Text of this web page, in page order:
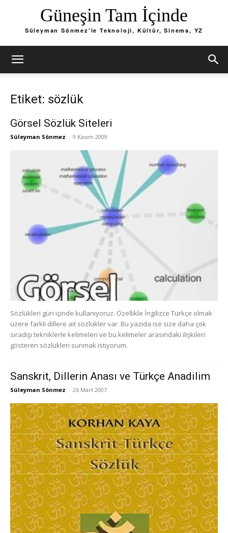
Güneşin Tam İçinde
Süleyman Sönmez'le Teknoloji, Kültür, Sinema, YZ
Etiket: sözlük
Görsel Sözlük Siteleri
Süleyman Sönmez - 9 Kasım 2009
Sözlükleri gün içinde kullanıyoruz. Özellikle İngilizce Türkçe olmak
üzere farklı dillere ait sözlükler var. Bu yazıda ise size daha çok
sıradışı tekniklerle kelimeleri ve bu kelimeler arasındaki ilişkileri
gösteren sözlükleri sunmak istiyorum.
Sanskrit, Dillerin Anası ve Türkçe Anadilim
Süleyman Sönmez - 26 Mart 2007